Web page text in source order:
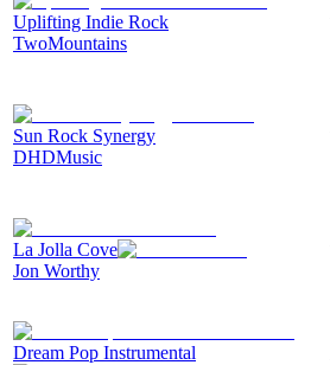
Uplifting Indie Rock
TwoMountains
Sun Rock Synergy
DHDMusic
La Jolla Cove
Jon Worthy
Dream Pop Instrumental